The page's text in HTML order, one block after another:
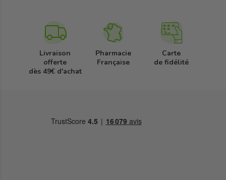
Livraison
offerte
dès 49€ d'achat
Pharmacie
Française
Carte
de fidélité